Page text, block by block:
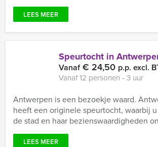
LEES MEER
Speurtocht in
Vanaf€ 24,50 p.p. excl.
Vanaf 12 personen ‐ 3 uur
Antwerpen is een bezoekje waard.
heeft een originele speurtocht, waarbij
de stad en haar bezienswaardigheden
LEES MEER